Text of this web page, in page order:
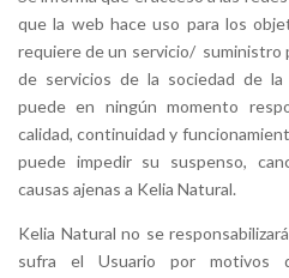
que la web hace uso para los
requiere de un servicio/
de servicios de la sociedad de la
puede en ningún momento
calidad, continuidad y
puede impedir su suspenso,
causas ajenas a Kelia Natural.
Kelia Naturalno se
sufra el Usuario por motivos